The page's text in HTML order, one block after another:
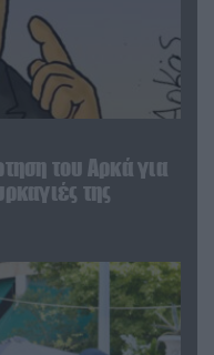
του Αρκά για
της